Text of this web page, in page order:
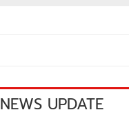
NEWS UPDATE